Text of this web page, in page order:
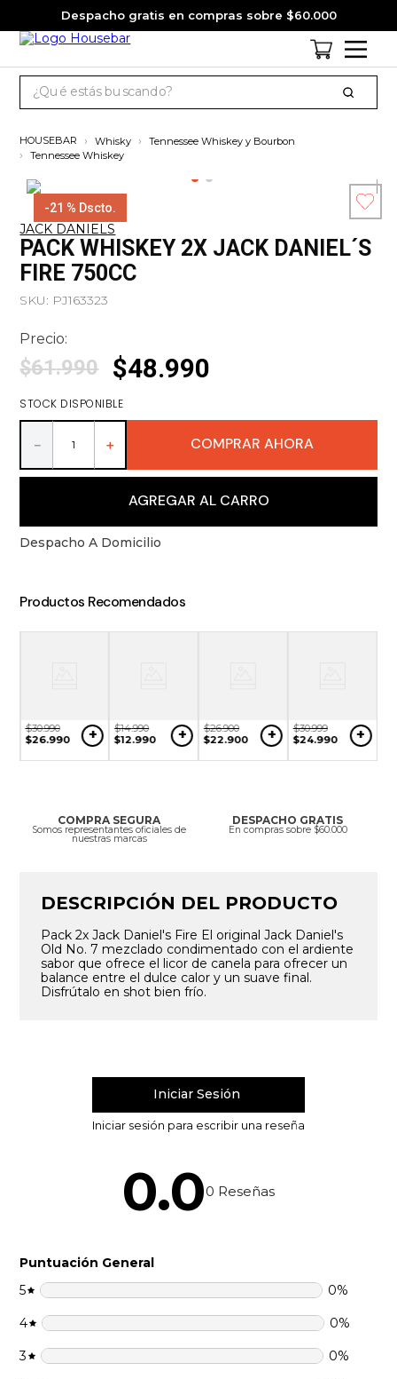
Despacho gratis en compras sobre $60.000
1.
cervezas
2
4.
pack
5.
miniatura
7.
whisky
8.
ron
9.
packs
Whisky
Tennessee Whiskey y Bourbon
Tennessee Whiskey
-21 % Dscto.
JACK DANIELS
PACK WHISKEY 2X JACK DANIEL´S
FIRE 750CC
SKU: PJ163323
Precio:
$61.990 $48.990
STOCK DISPONIBLE
＋
－ COMPRAR AHORA
AGREGAR AL CARRO
Despacho A Domicilio
Productos Recomendados
$30.990
$26.990 + $14.990
$12.990 + $26.900
$22.900 + $30.999
$24.990 +
COMPRA SEGURA
Somos representantes oficiales de
nuestras marcas
DESPACHO GRATIS
En compras sobre $60.000
DESCRIPCIÓN DEL PRODUCTO
Pack 2x Jack Daniel's Fire El original Jack Daniel's
Old No. 7 mezclado condimentado con el ardiente
sabor que ofrece el licor de canela para ofrecer un
balance entre el dulce calor y un suave final.
Disfrútalo en shot bien frío.
0.00 Reseñas
Puntuación General
5
0%
4 0%
3 0%